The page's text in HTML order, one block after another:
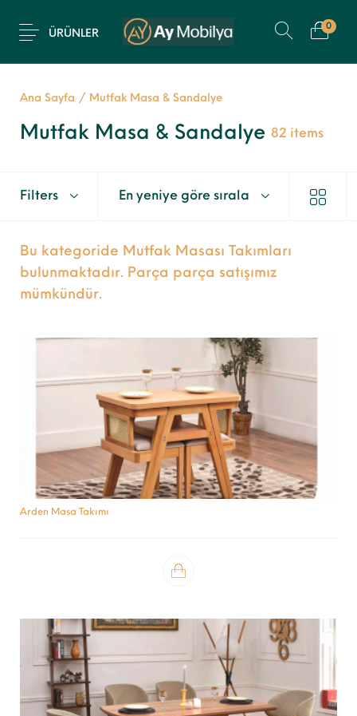
ÜRÜNLER
0
Ana Sayfa / Mutfak Masa & Sandalye
Mutfak Masa & Sandalye 82 items
Filters En yeniye göre sırala
Bu kategoride Mutfak Masası Takımları
bulunmaktadır. Parça parça satışımız
mümkündür.
Arden Masa Takımı